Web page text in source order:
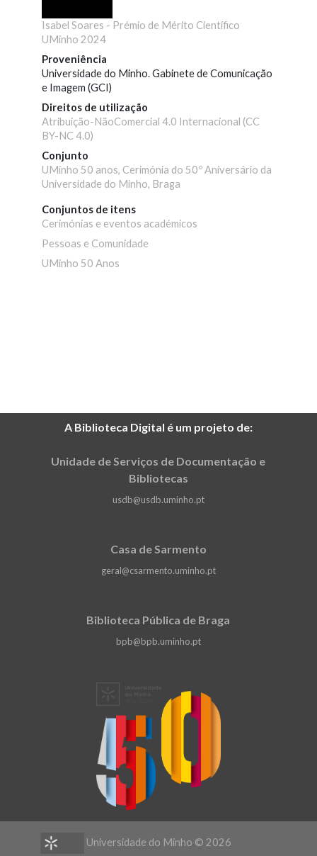
Isabel Soares - Prémio de Mérito Científico
UMinho 2024
Proveniência
Universidade do Minho. Gabinete de Comunicação
e Imagem (GCI)
Direitos de utilização
Atribuição-NãoComercial 4.0 Internacional (CC
BY-NC 4.0)
Conjunto
UMinho 50 anos, Cerimónia do 50º Aniversário da
Universidade do Minho, Braga
Conjuntos de itens
Cerimónias e eventos académicos
Pessoas e Comunidade
UMinho 50 Anos
A Biblioteca Digital é um projeto de:
Unidade de Serviços de Documentação e
Bibliotecas
usdb@usdb.uminho.pt
Casa de Sarmento
geral@csarmento.uminho.pt
Biblioteca Pública de Braga
bpb@bpb.uminho.pt
Universidade do Minho © 2026